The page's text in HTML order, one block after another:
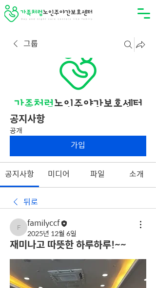
그룹
공지사항
공개
가입
공지사항 미디어 파일 소개
뒤로
familyccf
familyccf
2025년 12월 6일
재미나고 따뜻한 하루하루!~~